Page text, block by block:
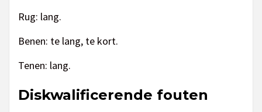
Rug: lang.
Benen: te lang, te kort.
Tenen: lang.
Diskwalificerende fouten